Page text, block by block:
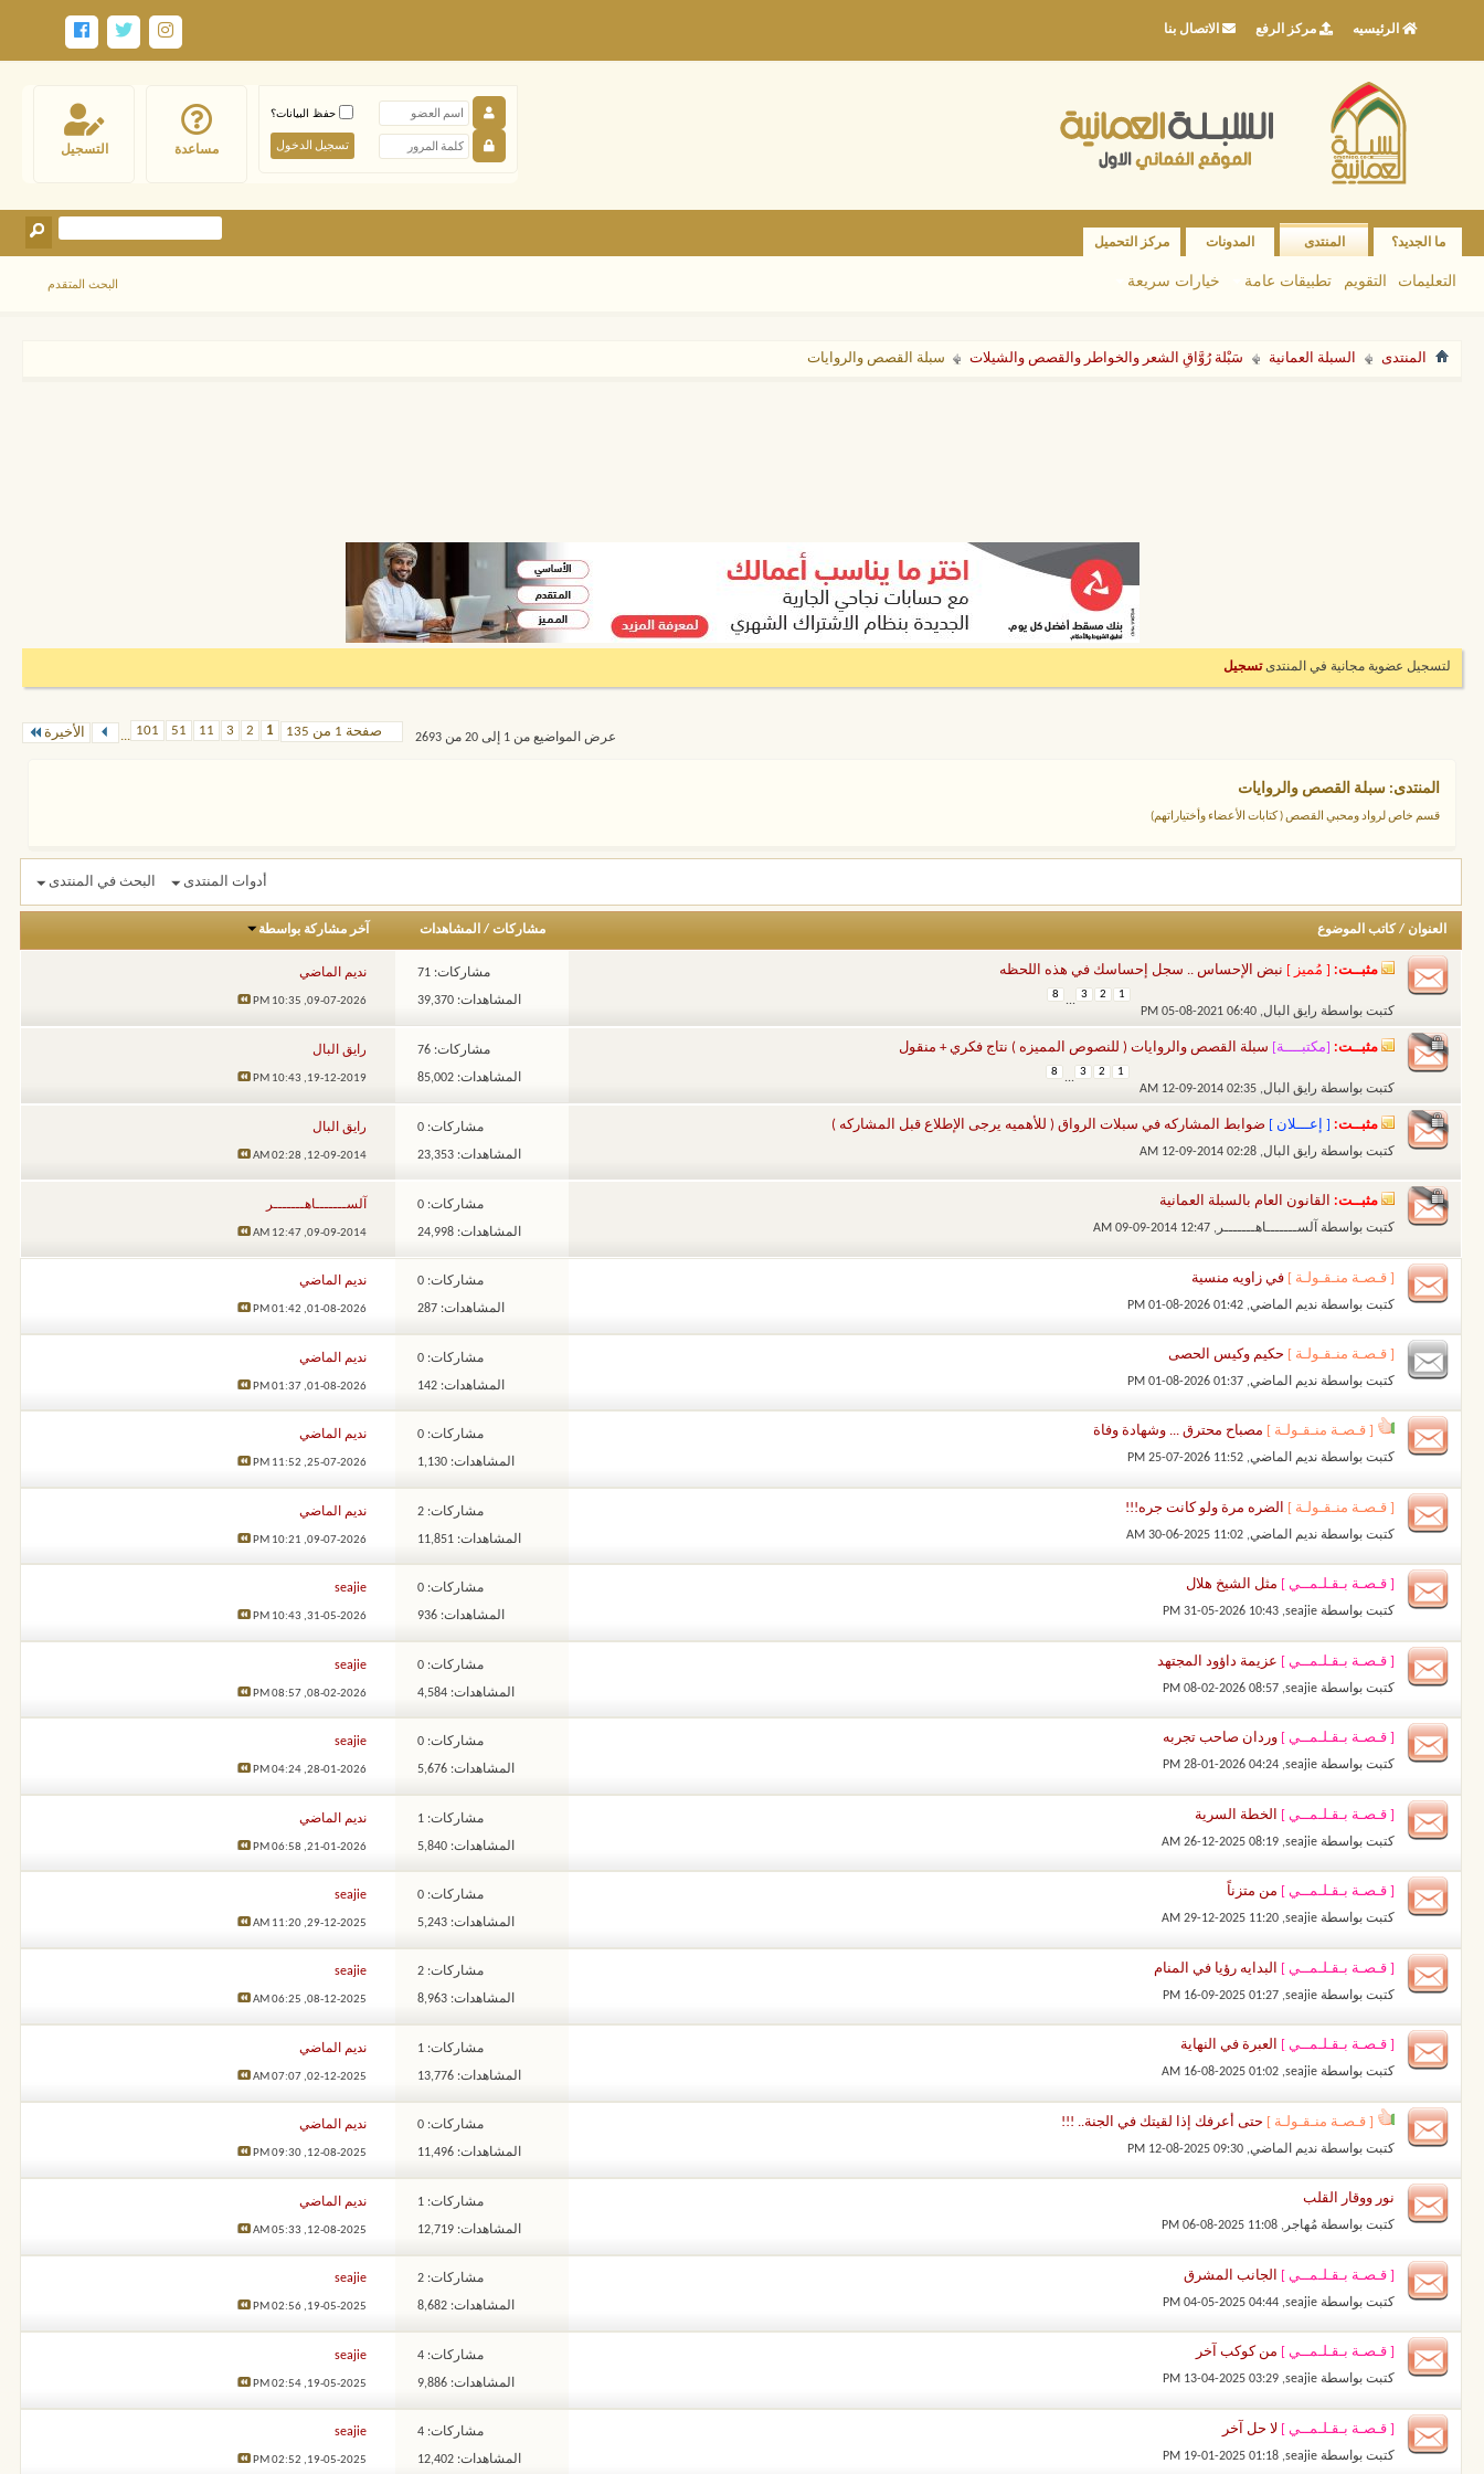
الرئيسيه مركز الرفع الاتصال بنا
التسجيل مساعدة
حفظ البيانات؟
ما الجديد؟ المنتدى
التعليمات التقويم تطبيقات عامة خيارات سريعة
المدونات مركز التحميل
البحث المتقدم
المنتدى السبلة العمانية سَبْلة رُوَّاقِ الشعر والخواطر والقصص والشيلات سبلة القصص والروايات
لتسجيل عضوية مجانية في المنتدىتسجيل
صفحة 1 من 135 1
2
3
11
51
101
... الأخيرة عرض المواضيع من 1 إلى 20 من 2693
المنتدى: سبلة القصص والروايات
قسم خاص لرواد ومحبي القصص ( كتابات الأعضاء وأختياراتهم)
أدوات المنتدى البحث في المنتدى
العنوان / كاتب الموضوع مشاركات/ المشاهدات آخر مشاركة بواسطة
مثبــت: [ مُميز ] نبض الإحساس .. سجل إحساسك في هذه اللحظه
كتبت بواسطة رايق البال‏, 05-08-2021 06:40 PM
1
2
3
...
8
مشاركات: 71
المشاهدات: 39,370
نديم الماضي
09-07-2026,
10:35 PM
مثبــت: [مكتبــــة] سبلة القصص والروايات ( للنصوص المميزه ) نتاج فكري + منقول
كتبت بواسطة رايق البال‏, 12-09-2014 02:35 AM
1
2
3
...
8
مشاركات: 76
المشاهدات: 85,002
رايق البال
19-12-2019,
10:43 PM
مثبــت: [ إعـــلان ] ضوابط المشاركه في سبلات الرواق ( للأهميه يرجى الإطلاع قبل المشاركه )
كتبت بواسطة رايق البال‏, 12-09-2014 02:28 AM
مشاركات: 0
المشاهدات: 23,353
رايق البال
12-09-2014,
02:28 AM
مثبــت: القانون العام بالسبلة العمانية
كتبت بواسطة آلســـــــاهـــــــر ‏, 09-09-2014 12:47 AM
مشاركات: 0
المشاهدات: 24,998
آلســـــــاهـــــــر
09-09-2014,
12:47 AM
[ قـصـة منـقـولـة ] في زاويه منسية
كتبت بواسطة نديم الماضي‏, 01-08-2026 01:42 PM
مشاركات: 0
المشاهدات: 287
نديم الماضي
01-08-2026,
01:42 PM
[ قـصـة منـقـولـة ] حكيم وكيس الحصى
كتبت بواسطة نديم الماضي‏, 01-08-2026 01:37 PM
مشاركات: 0
المشاهدات: 142
نديم الماضي
01-08-2026,
01:37 PM
[ قـصـة منـقـولـة ] مصباح محترق ... وشهادة وفاة
كتبت بواسطة نديم الماضي‏, 25-07-2026 11:52 PM
مشاركات: 0
المشاهدات: 1,130
نديم الماضي
25-07-2026,
11:52 PM
[ قـصـة منـقـولـة ] الضره مرة ولو كانت جره!!!
كتبت بواسطة نديم الماضي‏, 30-06-2025 11:02 AM
مشاركات: 2
المشاهدات: 11,851
نديم الماضي
09-07-2026,
10:21 PM
[ قـصـة بـقـلـمــي ] مثل الشيخ هلال
كتبت بواسطة seajie
‏, 31-05-2026 10:43 PM
مشاركات: 0
المشاهدات: 936
seajie
31-05-2026,
10:43 PM
[ قـصـة بـقـلـمــي ] عزيمة داؤود المجتهد
كتبت بواسطة seajie
‏, 08-02-2026 08:57 PM
مشاركات: 0
المشاهدات: 4,584
seajie
08-02-2026,
08:57 PM
[ قـصـة بـقـلـمــي ] وردان صاحب تجربه
كتبت بواسطة seajie
‏, 28-01-2026 04:24 PM
مشاركات: 0
المشاهدات: 5,676
seajie
28-01-2026,
04:24 PM
[ قـصـة بـقـلـمــي ] الخطة السرية
كتبت بواسطة seajie
‏, 26-12-2025 08:19 AM
مشاركات: 1
المشاهدات: 5,840
نديم الماضي
21-01-2026,
06:58 PM
[ قـصـة بـقـلـمــي ] من متزناً
كتبت بواسطة seajie
‏, 29-12-2025 11:20 AM
مشاركات: 0
المشاهدات: 5,243
seajie
29-12-2025,
11:20 AM
[ قـصـة بـقـلـمــي ] البدايه رؤيا في المنام
كتبت بواسطة seajie
‏, 16-09-2025 01:27 PM
مشاركات: 2
المشاهدات: 8,963
seajie
08-12-2025,
06:25 AM
[ قـصـة بـقـلـمــي ] العبرة في النهاية
كتبت بواسطة seajie
‏, 16-08-2025 01:02 AM
مشاركات: 1
المشاهدات: 13,776
نديم الماضي
02-12-2025,
07:07 AM
[ قـصـة منـقـولـة ] حتى أعرفك إذا لقيتك في الجنة.. !!!
كتبت بواسطة نديم الماضي‏, 12-08-2025 09:30 PM
مشاركات: 0
المشاهدات: 11,496
نديم الماضي
12-08-2025,
09:30 PM
نور ووقار القلب
كتبت بواسطة مُهاجر ‏, 06-08-2025 11:08 PM
مشاركات: 1
المشاهدات: 12,719
نديم الماضي
12-08-2025,
05:33 AM
[ قـصـة بـقـلـمــي ] الجانب المشرق
كتبت بواسطة seajie
‏, 04-05-2025 04:44 PM
مشاركات: 2
المشاهدات: 8,682
seajie
19-05-2025,
02:56 PM
[ قـصـة بـقـلـمــي ] من كوكب آخر
كتبت بواسطة seajie
‏, 13-04-2025 03:29 PM
مشاركات: 4
المشاهدات: 9,886
seajie
19-05-2025,
02:54 PM
[ قـصـة بـقـلـمــي ] لا حل آخر
كتبت بواسطة seajie
‏, 19-01-2025 01:18 PM
مشاركات: 4
المشاهدات: 12,402
seajie
19-05-2025,
02:52 PM